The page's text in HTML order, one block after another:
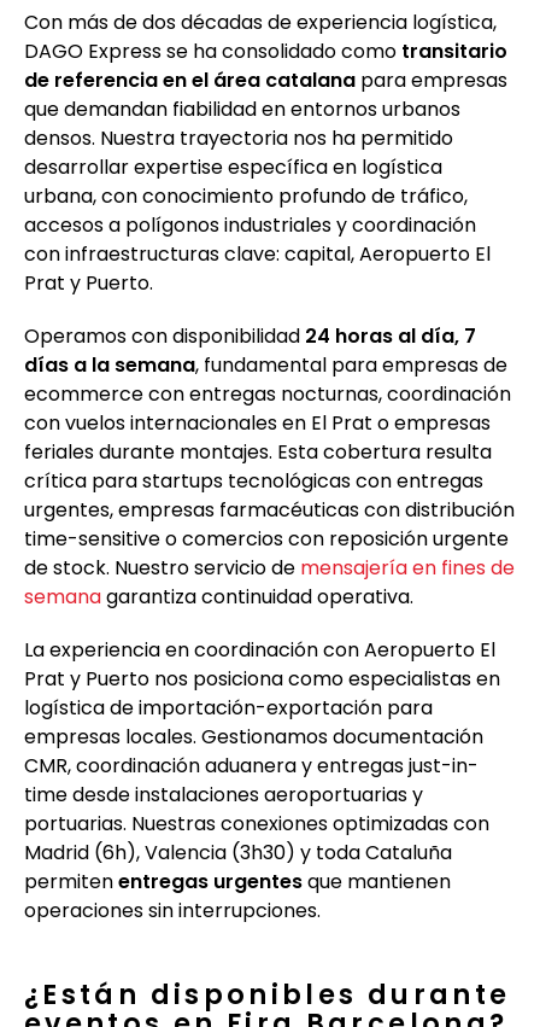
Con más de dos décadas de experiencia logística,
DAGO Express se ha consolidado como transitario
de referencia en el área catalana para empresas
que demandan fiabilidad en entornos urbanos
densos. Nuestra trayectoria nos ha permitido
desarrollar expertise específica en logística
urbana, con conocimiento profundo de tráfico,
accesos a polígonos industriales y coordinación
con infraestructuras clave: capital, Aeropuerto El
Prat y Puerto.
Operamos con disponibilidad 24 horas al día, 7
días a la semana, fundamental para empresas de
ecommerce con entregas nocturnas, coordinación
con vuelos internacionales en El Prat o empresas
feriales durante montajes. Esta cobertura resulta
crítica para startups tecnológicas con entregas
urgentes, empresas farmacéuticas con distribución
time-sensitive o comercios con reposición urgente
de stock. Nuestro servicio de mensajería en fines de
semanagarantiza continuidad operativa.
La experiencia en coordinación con Aeropuerto El
Prat y Puerto nos posiciona como especialistas en
logística de importación-exportación para
empresas locales. Gestionamos documentación
CMR, coordinación aduanera y entregas just-in-
time desde instalaciones aeroportuarias y
portuarias. Nuestras conexiones optimizadas con
Madrid (6h), Valencia (3h30) y toda Cataluña
permitenentregas urgentesque mantienen
operaciones sin interrupciones.
¿Están disponibles durante